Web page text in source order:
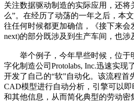
关注数据驱动制造的实际应用，还将
么”。在经历了动荡的一年之后，本
往任何时候都更加确信，《接下来会
next)的部分既涉及到生产车间，也涉
举个例子，今年早些时候，位于
字化制造公司Protolabs, Inc.迅速实现
开发了自己的“软”自动化。该流程首
CAD模型进行自动分析，引擎可以
和其他信息，从而简化典型的劳动密